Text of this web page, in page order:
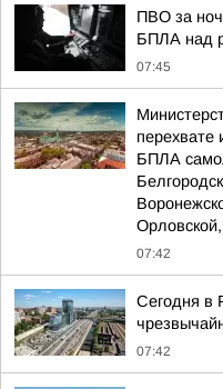
ПВО за
БПЛА над
07:45
перехвате
БПЛА
07:42
Сегодня в
07:42